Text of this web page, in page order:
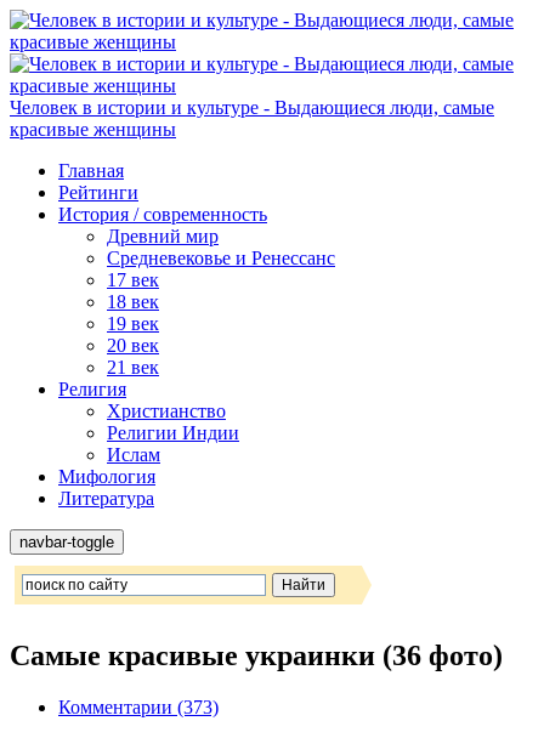
Человек в истории и культуре - Выдающиеся люди, самые
красивые женщины
Главная
Рейтинги
История / современность
Древний мир
Средневековье и Ренессанс
17 век
18 век
19 век
20 век
21 век
Религия
Христианство
Религии Индии
Ислам
Мифология
Литература
navbar-toggle
Самые красивые украинки (36 фото)
Комментарии (373)